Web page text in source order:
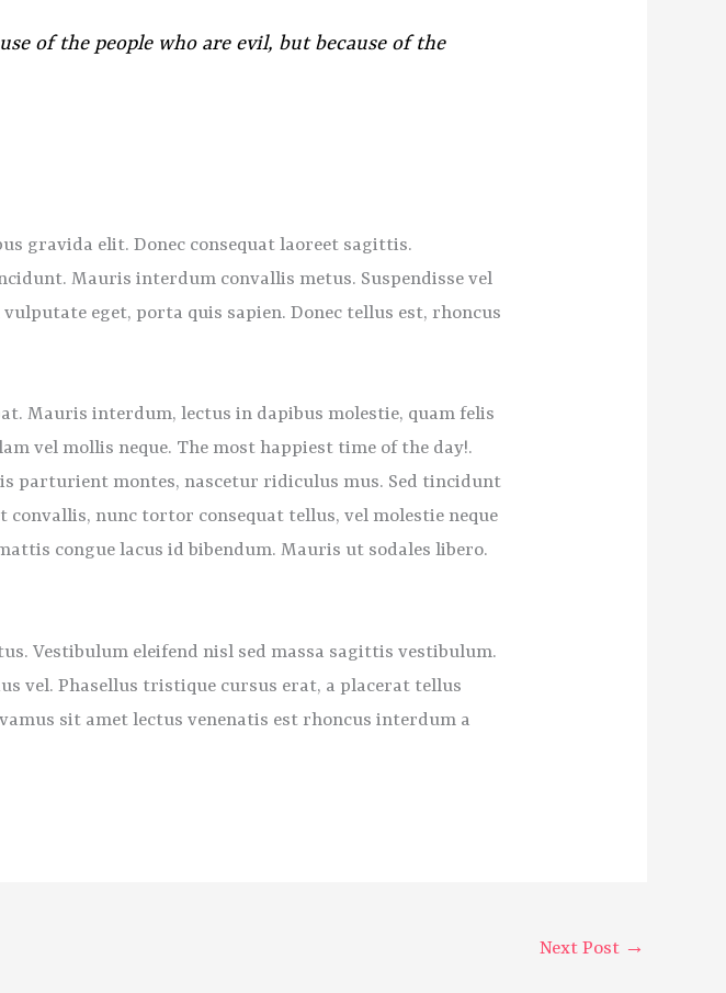
of the people who are evil, but because of the
gravida elit. Donec consequat laoreet sagittis.
Mauris interdum convallis metus. Suspendisse vel
eget, porta quis sapien. Donec tellus est, rhoncus
Mauris interdum, lectus in dapibus molestie, quam felis
vel mollis neque. The most happiest time of the day!.
parturient montes, nascetur ridiculus mus. Sed tincidunt
nunc tortor consequat tellus, vel molestie neque
congue lacus id bibendum. Mauris ut sodales libero.
Vestibulum eleifend nisl sed massa sagittis vestibulum.
vel. Phasellus tristique cursus erat, a placerat tellus
sit amet lectus venenatis est rhoncus interdum a
Next Post →